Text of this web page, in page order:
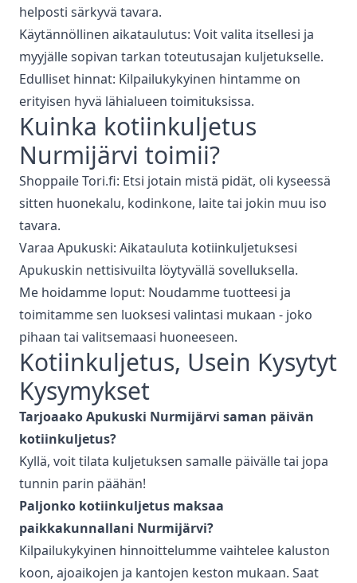
helposti särkyvä tavara.
Käytännöllinen aikataulutus: Voit valita itsellesi ja
myyjälle sopivan tarkan toteutusajan kuljetukselle.
Edulliset hinnat: Kilpailukykyinen hintamme on
erityisen hyvä lähialueen toimituksissa.
Kuinka kotiinkuljetus
Nurmijärvi toimii?
Shoppaile Tori.fi: Etsi jotain mistä pidät, oli kyseessä
sitten huonekalu, kodinkone, laite tai jokin muu iso
tavara.
Varaa Apukuski: Aikatauluta kotiinkuljetuksesi
Apukuskin nettisivuilta löytyvällä sovelluksella.
Me hoidamme loput: Noudamme tuotteesi ja
toimitamme sen luoksesi valintasi mukaan - joko
pihaan tai valitsemaasi huoneeseen.
Kotiinkuljetus, Usein Kysytyt
Kysymykset
Tarjoaako Apukuski Nurmijärvi saman päivän
kotiinkuljetus?
Kyllä, voit tilata kuljetuksen samalle päivälle tai jopa
tunnin parin päähän!
Paljonko kotiinkuljetus maksaa
paikkakunnallani Nurmijärvi?
Kilpailukykyinen hinnoittelumme vaihtelee kaluston
koon, ajoaikojen ja kantojen keston mukaan. Saat